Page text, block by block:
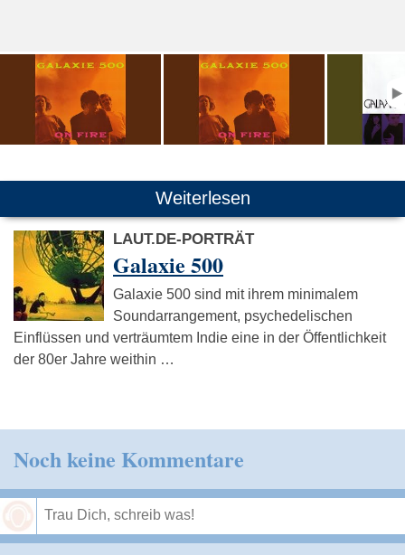
Weiterlesen
LAUT.DE-PORTRÄT
Galaxie 500
Galaxie 500 sind mit ihrem minimalem
Soundarrangement, psychedelischen
Einflüssen und verträumtem Indie eine in der Öffentlichkeit
der 80er Jahre weithin …
Noch keine Kommentare